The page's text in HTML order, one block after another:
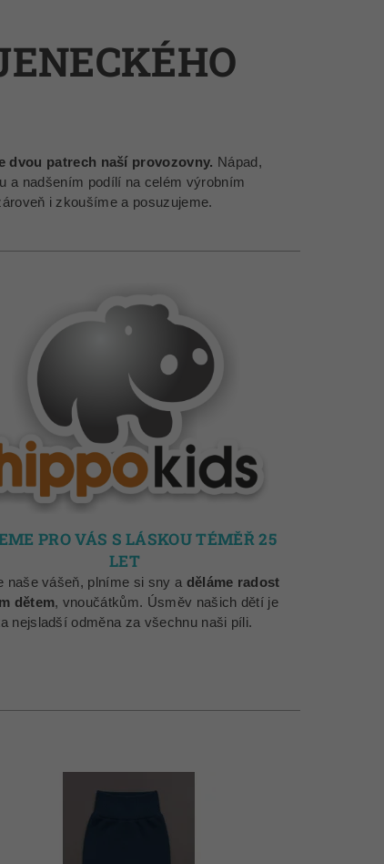
dvou patrech naší provozovny. Nápad,
a nadšením podílí na celém výrobním
i zkoušíme a posuzujeme.
PRO VÁS S LÁSKOU TÉMĚŘ 25
LET
naše vášeň, plníme si sny a děláme radost
dětem, vnoučátkům. Úsměv našich dětí je
nejsladší odměna za všechnu naši píli.